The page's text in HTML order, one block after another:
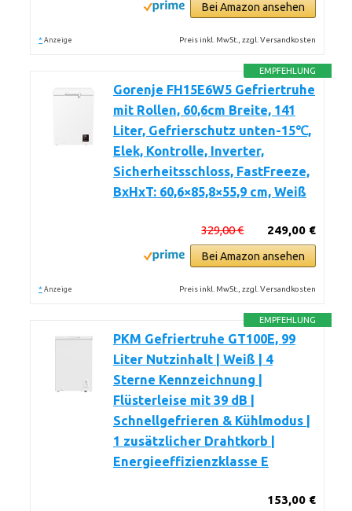
Bei Amazon ansehen
* Anzeige Preis inkl. MwSt., zzgl. Versandkosten
EMPFEHLUNG
Gorenje FH15E6W5 Gefriertruhe
mit Rollen, 60,6cm Breite, 141
Liter, Gefrierschutz unten-15℃,
Elek, Kontrolle, Inverter,
Sicherheitsschloss, FastFreeze,
BxHxT: 60,6×85,8×55,9 cm, Weiß
249,00 €
329,00 €
Bei Amazon ansehen
* Anzeige Preis inkl. MwSt., zzgl. Versandkosten
EMPFEHLUNG
PKM Gefriertruhe GT100E, 99
Liter Nutzinhalt | Weiß | 4
Sterne Kennzeichnung |
Flüsterleise mit 39 dB |
Schnellgefrieren & Kühlmodus |
1 zusätzlicher Drahtkorb |
Energieeffizienzklasse E
153,00 €